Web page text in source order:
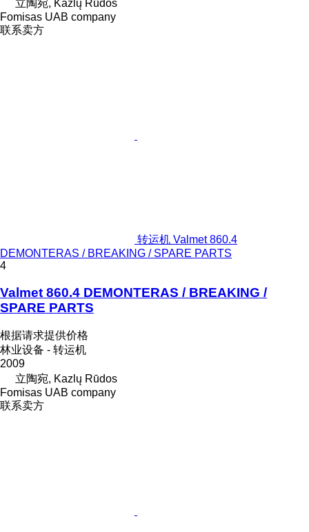
立陶宛, Kazlų Rūdos
Fomisas UAB company
联系卖方
转运机 Valmet 860.4
DEMONTERAS / BREAKING / SPARE PARTS
4
Valmet 860.4 DEMONTERAS / BREAKING /
SPARE PARTS
根据请求提供价格
林业设备 - 转运机
2009
立陶宛, Kazlų Rūdos
Fomisas UAB company
联系卖方